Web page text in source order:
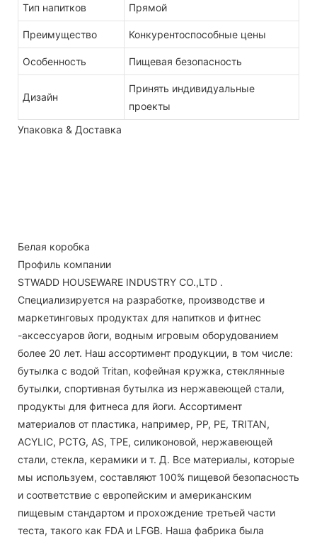
Тип напитков Прямой
Преимущество Конкурентоспособные цены
Особенность Пищевая безопасность
Дизайн
Принять индивидуальные
проекты
Упаковка & Доставка
Белая коробка
Профиль компании
STWADD HOUSEWARE INDUSTRY CO.,LTD .
Специализируется на разработке, производстве и
маркетинговых продуктах для напитков и фитнес
-аксессуаров йоги, водным игровым оборудованием
более 20 лет. Наш ассортимент продукции, в том числе:
бутылка с водой Tritan, кофейная кружка, стеклянные
бутылки, спортивная бутылка из нержавеющей стали,
продукты для фитнеса для йоги. Ассортимент
материалов от пластика, например, PP, PE, TRITAN,
ACYLIC, PCTG, AS, TPE, силиконовой, нержавеющей
стали, стекла, керамики и т. Д. Все материалы, которые
мы используем, составляют 100% пищевой безопасность
и соответствие с европейским и американским
пищевым стандартом и прохождение третьей части
теста, такого как FDA и LFGB. Наша фабрика была